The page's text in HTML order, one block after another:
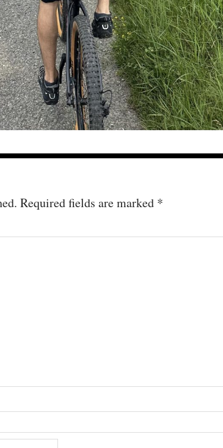
Required fields are marked *